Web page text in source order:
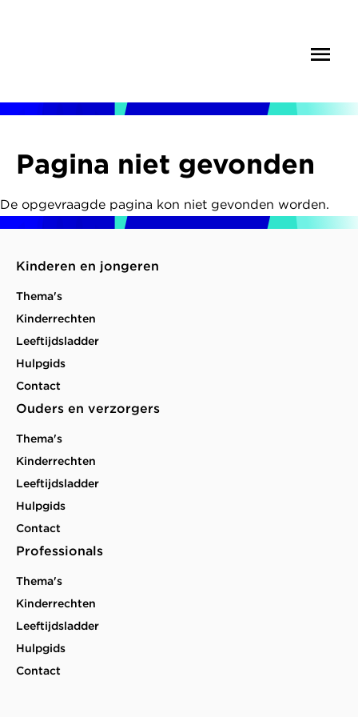
inhoud
Kruimelpad
Pagina niet gevonden
De opgevraagde pagina kon niet gevonden worden.
Kinderen en jongeren
Thema's
Kinderrechten
Leeftijdsladder
Hulpgids
Contact
Ouders en verzorgers
Thema's
Kinderrechten
Leeftijdsladder
Hulpgids
Contact
Professionals
Thema's
Kinderrechten
Leeftijdsladder
Hulpgids
Contact